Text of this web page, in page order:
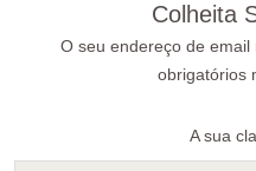
Colheita
O seu endereço de email
obrigatórios
A sua